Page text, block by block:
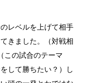
レベルを上げて相手
きました。（対戦相
この試合のテーマ
して勝ちたい？）し